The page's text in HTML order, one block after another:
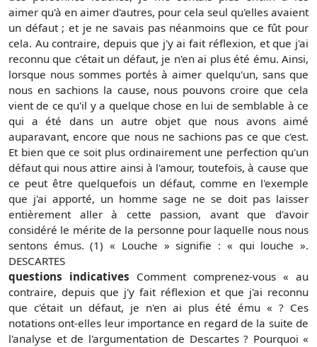
aimer qu'à en aimer d'autres, pour cela seul qu'elles avaient
un défaut ; et je ne savais pas néanmoins que ce fût pour
cela. Au contraire, depuis que j'y ai fait réflexion, et que j'ai
reconnu que c'était un défaut, je n'en ai plus été ému. Ainsi,
lorsque nous sommes portés à aimer quelqu'un, sans que
nous en sachions la cause, nous pouvons croire que cela
vient de ce qu'il y a quelque chose en lui de semblable à ce
qui a été dans un autre objet que nous avons aimé
auparavant, encore que nous ne sachions pas ce que c'est.
Et bien que ce soit plus ordinairement une perfection qu'un
défaut qui nous attire ainsi à l'amour, toutefois, à cause que
ce peut être quelquefois un défaut, comme en l'exemple
que j'ai apporté, un homme sage ne se doit pas laisser
entièrement aller à cette passion, avant que d'avoir
considéré le mérite de la personne pour laquelle nous nous
sentons émus. (1) « Louche » signifie : « qui louche ».
DESCARTES
questions indicatives Comment comprenez-vous « au
contraire, depuis que j'y fait réflexion et que j'ai reconnu
que c'était un défaut, je n'en ai plus été ému « ? Ces
notations ont-elles leur importance en regard de la suite de
l'analyse et de l'argumentation de Descartes ? Pourquoi «